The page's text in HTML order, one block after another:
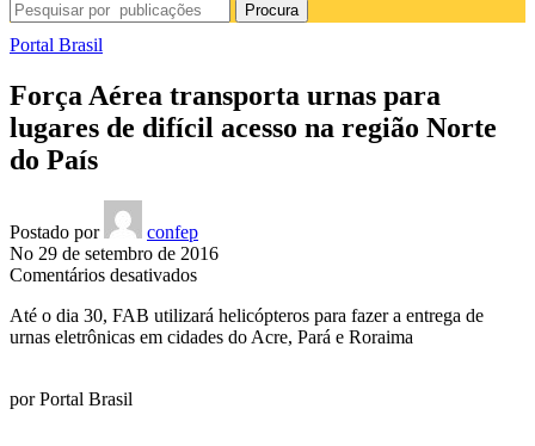
Procura
Portal Brasil
Força Aérea transporta urnas para
lugares de difícil acesso na região Norte
do País
Postado por
confep
No 29 de setembro de 2016
Comentários desativadosem
Aérea
transporta
Até o dia 30, FAB utilizará helicópteros para fazer a entrega de
urnas eletrônicas em cidades do Acre, Pará e Roraima
porPortal Brasil